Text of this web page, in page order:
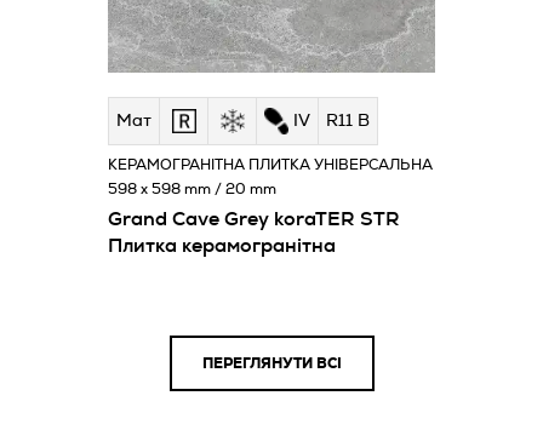
Мат IV R11 B
Grand Cave Grey koraTER STR
Плитка керамогранітна
КЕРАМОГРАНІТНА ПЛИТКА УНІВЕРСАЛЬНА
598 x 598 mm / 20 mm
ПЕРЕГЛЯНУТИ ВСІ